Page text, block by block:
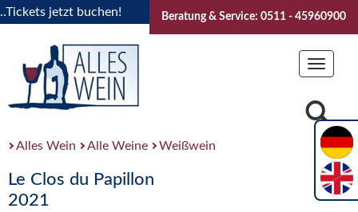
jetzt buchen! "Das Sommerfest 2026" Vive la
Beratung & Service: 0511 - 45960900
Toggle
Alles Wein Alle Weine Weißwein
Le Clos du Papillon
2021